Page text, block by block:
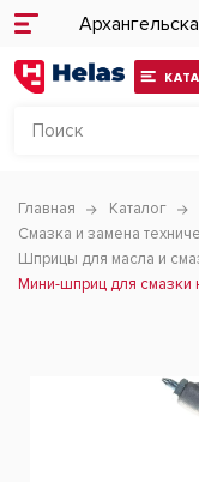
Главная Каталог
Смазка и замена
Шприцы для масла и
Мини-шприц для смазки